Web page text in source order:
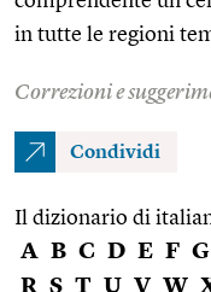
in tutte le regioni
Correzioni e
Condividi
Il dizionario di
A B C D E F G
R S T U V W